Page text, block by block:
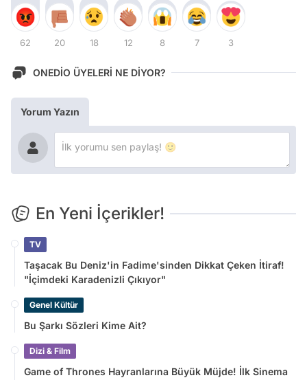
62 20 18 12 8 7 3
ONEDİO ÜYELERİ NE DİYOR?
Yorum Yazın
En Yeni İçerikler!
TV
Taşacak Bu Deniz'in Fadime'sinden Dikkat Çeken İtiraf!
"İçimdeki Karadenizli Çıkıyor"
Genel Kültür
Bu Şarkı Sözleri Kime Ait?
Dizi & Film
Game of Thrones Hayranlarına Büyük Müjde! İlk Sinema